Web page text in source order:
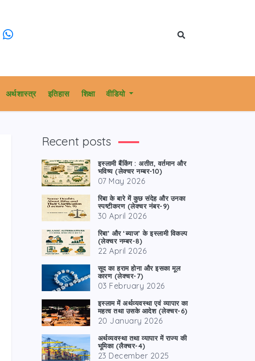
अर्थशास्त्र इतिहास शिक्षा वीडियो
Recent posts
इस्लामी बैंकिंग : अतीत, वर्तमान और
भविष्य (लेक्चर नम्बर-10)
07 May 2026
रिबा के बारे में कुछ संदेह और उनका
स्पष्टीकरण (लेक्चर नंबर-9)
30 April 2026
रिबा’ और ‘ब्याज’ के इस्लामी विकल्प
(लेक्चर नम्बर-8)
22 April 2026
सूद का हराम होना और इसका मूल
कारण (लेक्चर-7)
03 February 2026
इस्लाम में अर्थव्यवस्था एवं व्यापार का
महत्व तथा उसके आदेश (लेक्चर-6)
20 January 2026
अर्थव्यवस्था तथा व्यापार में राज्य की
भूमिका (लैक्चर-4)
23 December 2025